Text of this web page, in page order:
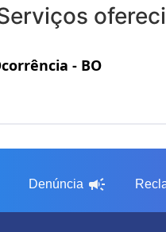
- BO
Denúncia campaign